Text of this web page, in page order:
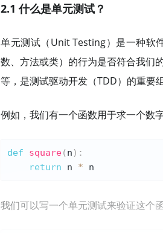
2.1 什么是单元测试？
单元测试（Unit Testing）是一种软
数、方法或类）的行为是否符合我们
等，是测试驱动开发（TDD）的重要
例如，我们有一个函数用于求一个数
def square( n ) :
return n *
我们可以写一个单元测试来验证这个